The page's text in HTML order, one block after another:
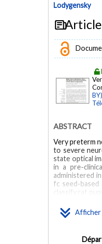
Lodygensky
Article
BY)
Afficher
ABSTRACT
Very preterm
to severe
state optical
in a pre-
administered
fc seed-
classify rat
in the injured
learning
newborn